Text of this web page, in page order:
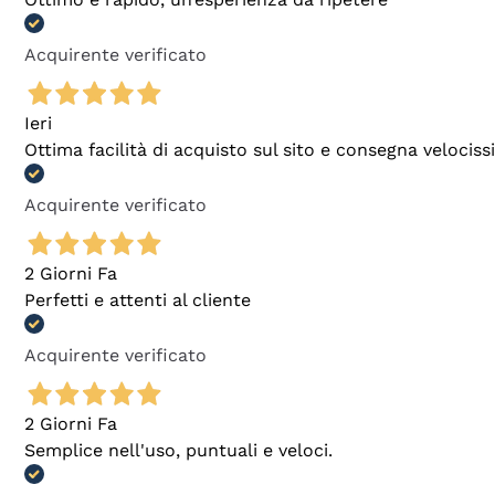
Acquirente verificato
Ieri
Ottima facilità di acquisto sul sito e consegna
Acquirente verificato
2 Giorni Fa
Perfetti e attenti al cliente
Acquirente verificato
2 Giorni Fa
Semplice nell'uso, puntuali e veloci.